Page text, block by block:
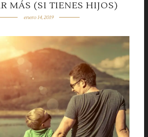
MÁS (SI TIENES HIJOS)
enero 14, 2019